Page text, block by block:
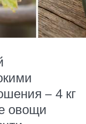
– 4 кг
овощи